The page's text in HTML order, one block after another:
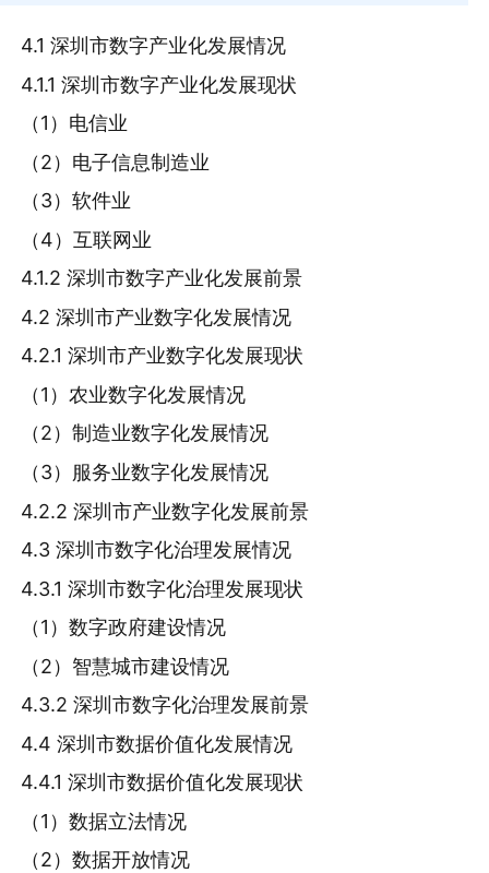
4.1 深圳市数字产业化发展情况
4.1.1 深圳市数字产业化发展现状
（1）电信业
（2）电子信息制造业
（3）软件业
（4）互联网业
4.1.2 深圳市数字产业化发展前景
4.2 深圳市产业数字化发展情况
4.2.1 深圳市产业数字化发展现状
（1）农业数字化发展情况
（2）制造业数字化发展情况
（3）服务业数字化发展情况
4.2.2 深圳市产业数字化发展前景
4.3 深圳市数字化治理发展情况
4.3.1 深圳市数字化治理发展现状
（1）数字政府建设情况
（2）智慧城市建设情况
4.3.2 深圳市数字化治理发展前景
4.4 深圳市数据价值化发展情况
4.4.1 深圳市数据价值化发展现状
（1）数据立法情况
（2）数据开放情况